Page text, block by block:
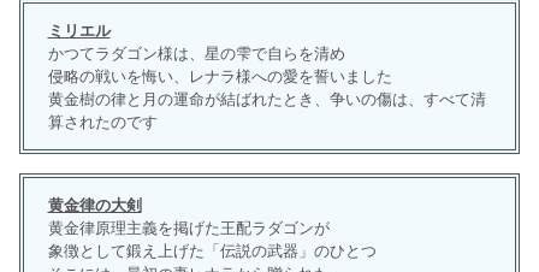
ミリエル
かつてラダゴン様は、星の雫で自らを清め
侵略の戦いを悔い、レナラ様への愛を誓いました
黄金樹の律と月の運命が結ばれたとき、争いの傷は、すべて清
算されたのです
黄金律の大剣
黄金律原理主義を掲げた王配ラダゴンが
象徴として鍛え上げた「伝説の武器」のひとつ